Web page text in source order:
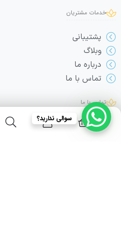
خدمات مشتریان
پشتیبانی
وبلاگ
درباره ما
تماس با ما
تماس با ما
info@adeldamirchi.com
سوالی ندارید؟